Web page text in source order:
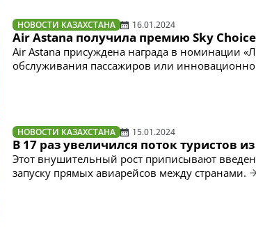
НОВОСТИ КАЗАХСТАНА 16.01.2024
Air Astana получила премию Sky
Air Astana присуждена награда в номинации
обслуживания пассажиров или
НОВОСТИ КАЗАХСТАНА 15.01.2024
В 17 раз увеличился поток туристов
Этот внушительный рост приписывают
запуску прямых авиарейсов между странами.